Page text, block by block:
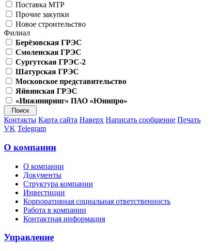
Поставка МТР
Прочие закупки
Новое строительство
Филиал
Берёзовская ГРЭС
Смоленская ГРЭС
Сургутская ГРЭС-2
Шатурская ГРЭС
Московское представительство
Яйвинская ГРЭС
«Инжиниринг» ПАО «Юнипро»
Контакты Карта сайта Наверх Написать сообщение Печать
VK Telegram
О компании
О компании
Документы
Структура компании
Инвестиции
Корпоративная социальная ответственность
Работа в компании
Контактная информация
Управление